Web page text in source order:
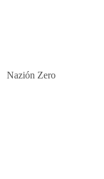
Nazión Zero